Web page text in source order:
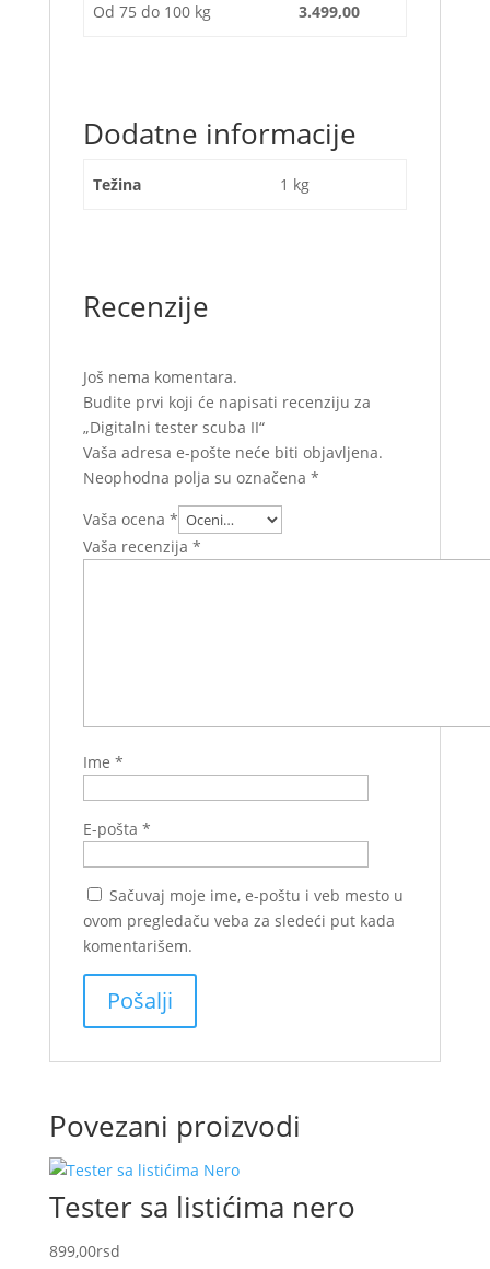
Od 75 do 100 kg 3.499,00
Dodatne informacije
Težina 1 kg
Recenzije
Još nema komentara.
Budite prvi koji će napisati recenziju za
„Digitalni tester scuba II“
Vaša adresa e-pošte neće biti objavljena.
Neophodna polja su označena *
Vaša ocena *
Vaša recenzija *
Ime *
E-pošta *
Sačuvaj moje ime, e-poštu i veb mesto u
ovom pregledaču veba za sledeći put kada
komentarišem.
Povezani proizvodi
Tester sa listićima nero
899,00rsd